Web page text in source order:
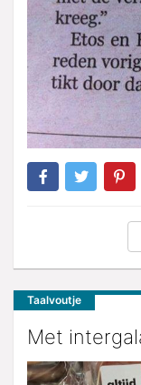
Taalvoutje
Met